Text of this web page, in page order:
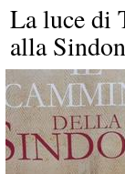
La luce di
alla